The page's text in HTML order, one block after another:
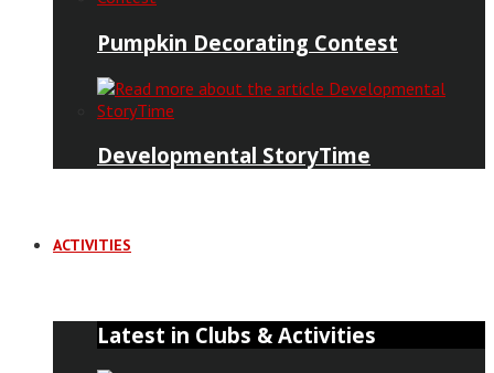
Pumpkin Decorating Contest
Developmental StoryTime
ACTIVITIES
Latest in Clubs & Activities